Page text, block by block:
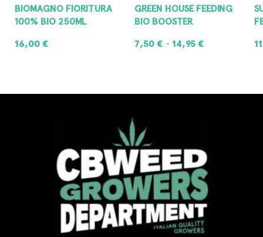
BIOMAGNO FIORITURA
100% BIO 250ML
16,00€
GREEN HOUSE FEEDING
BIO BOOSTER
7,50€ - 14,95€